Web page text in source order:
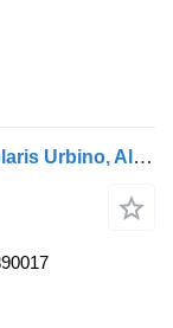
Двигатель ISLG320 для автобуса Solaris Urbino, Alpino, Vacanza (1999-)